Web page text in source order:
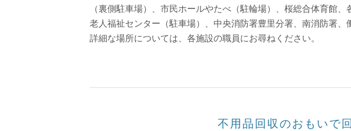
（裏側駐車場）、市民ホールやたべ（駐輪場）、桜総合体育館
老人福祉センター（駐車場）、中央消防署豊里分署、南消防署、
詳細な場所については、各施設の職員にお尋ねください。
不用品回収のおもいで